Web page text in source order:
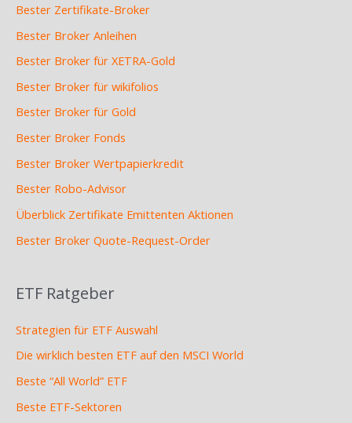
Bester Zertifikate-Broker
Bester Broker Anleihen
Bester Broker für XETRA-Gold
Bester Broker für wikifolios
Bester Broker für Gold
Bester Broker Fonds
Bester Broker Wertpapierkredit
Bester Robo-Advisor
Überblick Zertifikate Emittenten Aktionen
Bester Broker Quote-Request-Order
ETF Ratgeber
Strategien für ETF Auswahl
Die wirklich besten ETF auf den MSCI World
Beste “All World” ETF
Beste ETF-Sektoren